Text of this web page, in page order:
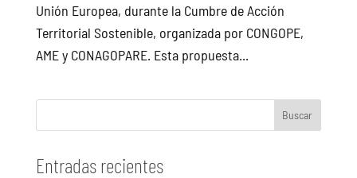
Unión Europea, durante la Cumbre de Acción
Territorial Sostenible, organizada por CONGOPE,
AME y CONAGOPARE. Esta propuesta...
Buscar
Entradas recientes